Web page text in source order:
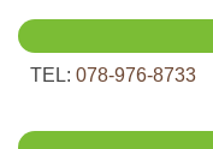
TEL: 078-976-8733